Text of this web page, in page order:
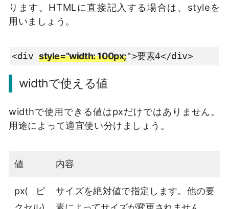
ります。HTMLに直接記入する場合は、styleを
用いましょう。
<div style="width: 100px;">要素4</div>
widthで使える値
widthで使用できる値はpxだけではありません。
用途によって適宜使い分けましょう。
値 内容
px(ピ
サイズを絶対値で指定します。他の要